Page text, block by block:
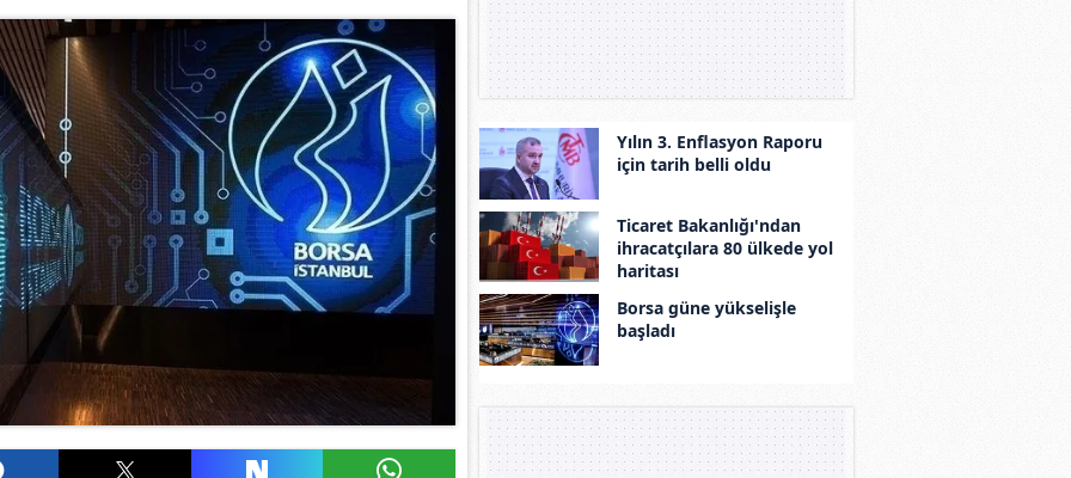
Yılın 3. Enflasyon Raporu
için tarih belli oldu
Ticaret Bakanlığı'ndan
ihracatçılara 80 ülkede yol
haritası
Borsa güne yükselişle
başladı